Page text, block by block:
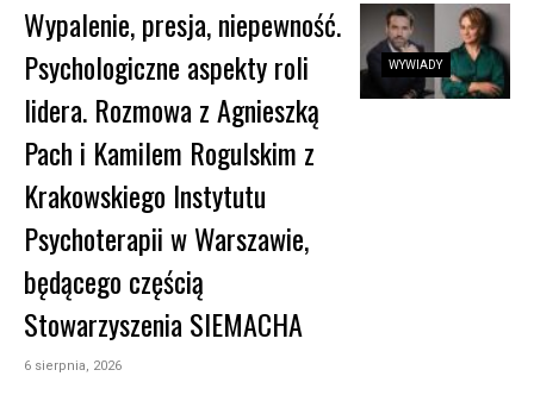
WYWIADY
Wypalenie, presja, niepewność.
Psychologiczne aspekty roli
lidera. Rozmowa z Agnieszką
Pach i Kamilem Rogulskim z
Krakowskiego Instytutu
Psychoterapii w Warszawie,
będącego częścią
Stowarzyszenia SIEMACHA
6 sierpnia, 2026